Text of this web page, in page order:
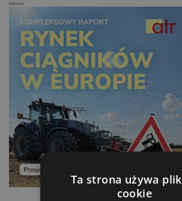
Reklama
Ta strona używa
cookie